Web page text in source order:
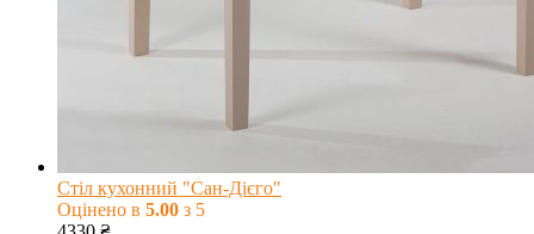
Стіл кухонний "Сан-Дієго"
Оцінено в 5.00 з 5